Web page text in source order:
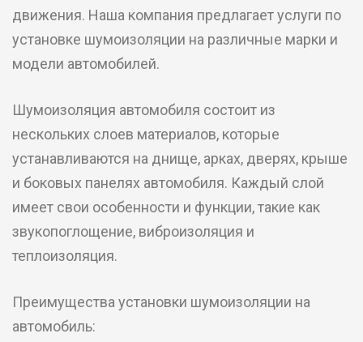
движения. Наша компания предлагает услуги по
установке шумоизоляции на различные марки и
модели автомобилей.
Шумоизоляция автомобиля состоит из
нескольких слоев материалов, которые
устанавливаются на днище, арках, дверях, крыше
и боковых панелях автомобиля. Каждый слой
имеет свои особенности и функции, такие как
звукопоглощение, виброизоляция и
теплоизоляция.
Преимущества установки шумоизоляции на
автомобиль: